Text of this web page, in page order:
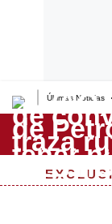
Últimas Noticias
Lo último
Peru Quiosco